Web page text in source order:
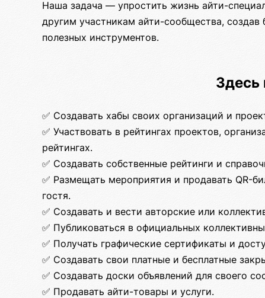
Наша задача — упростить жизнь айти-
другим участникам айти-сообщества,
полезных инструментов.
✅ Создавать хабы своих организаций и
✅ Участвовать в рейтингах проектов,
рейтингах.
✅ Создавать собственные рейтинги и
✅ Размещать мероприятия и продавать QR-
гостя.
✅ Создавать и вести авторские или
✅ Публиковаться в официальных
✅ Получать графические сертификаты и
✅ Создавать свои платные и бесплатные
✅ Создавать доски объявлений для своего
✅ Продавать айти-товары и услуги.